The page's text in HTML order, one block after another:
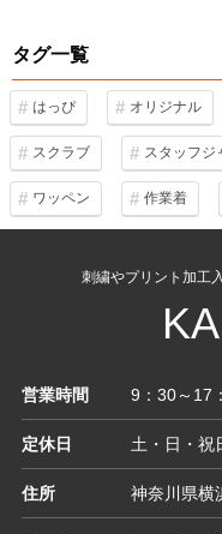
タグ一覧
はっぴ オリジナル
スクラブ スタッフジ
ワッペン 作業着
刺繍やプリント加工
営業時間 9：30～17
定休日 土・日・祝
住所 神奈川県横